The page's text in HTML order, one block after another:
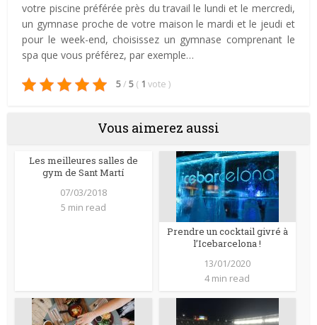
votre piscine préférée près du travail le lundi et le mercredi,
un gymnase proche de votre maison le mardi et le jeudi et
pour le week-end, choisissez un gymnase comprenant le
spa que vous préférez, par exemple…
5/ 5 ( 1 vote )
Vous aimerez aussi
Les meilleures salles de
gym de Sant Martí
07/03/2018
5 min read
Prendre un cocktail givré à
l’Icebarcelona !
13/01/2020
4 min read